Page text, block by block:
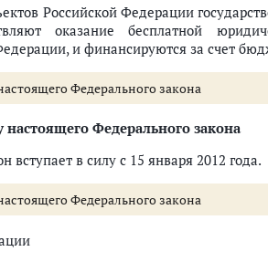
Российской Федерации
оказание бесплатной
и финансируются за счет
Федерального закона
настоящего Федерального закона
в силу с 15 января 2012 года.
Федерального закона